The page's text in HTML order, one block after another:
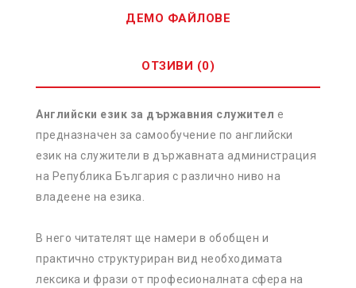
ДЕМО ФАЙЛОВЕ
ОТЗИВИ (0)
Английски език за държавния служител е
предназначен за самообучение по английски
език на служители в държавната администрация
на Република България с различно ниво на
владеене на езика.
В него читателят ще намери в обобщен и
практично структуриран вид необходимата
лексика и фрази от професионалната сфера на